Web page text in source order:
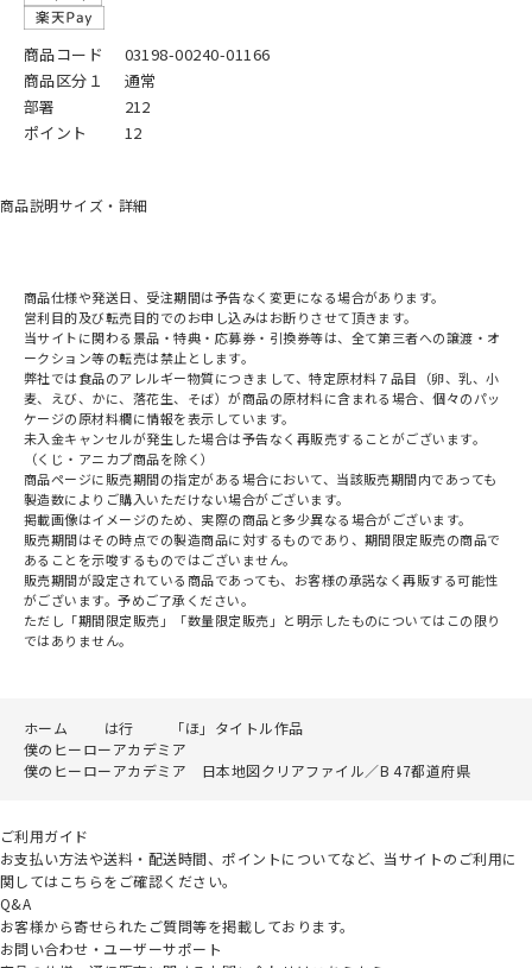
商品コード
03198-00240-01166
商品区分１
通常
部署
212
ポイント
12
商品説明サイズ・詳細
商品仕様や発送日、受注期間は予告なく変更になる場合があります。
営利目的及び転売目的でのお申し込みはお断りさせて頂きます。
当サイトに関わる景品・特典・応募券・引換券等は、全て第三者への譲渡・オ
ークション等の転売は禁止とします。
弊社では食品のアレルギー物質につきまして、特定原材料７品目（卵、乳、小
麦、えび、かに、落花生、そば）が商品の原材料に含まれる場合、個々のパッ
ケージの原材料欄に情報を表示しています。
未入金キャンセルが発生した場合は予告なく再販売することがございます。
（くじ・アニカプ商品を除く）
商品ページに販売期間の指定がある場合において、当該販売期間内であっても
製造数によりご購入いただけない場合がございます。
掲載画像はイメージのため、実際の商品と多少異なる場合がございます。
販売期間はその時点での製造商品に対するものであり、期間限定販売の商品で
あることを示唆するものではございません。
販売期間が設定されている商品であっても、お客様の承諾なく再販する可能性
がございます。予めご了承ください。
ただし「期間限定販売」「数量限定販売」と明示したものについてはこの限り
ではありません。
ホーム は行
「ほ」タイトル作品
僕のヒーローアカデミア
僕のヒーローアカデミア 日本地図クリアファイル／B 47都道府県
ご利用ガイド
お支払い方法や送料・配送時間、ポイントについてなど、当サイトのご利用に
関してはこちらをご確認ください。
Q&A
お客様から寄せられたご質問等を掲載しております。
お問い合わせ・ユーザーサポート